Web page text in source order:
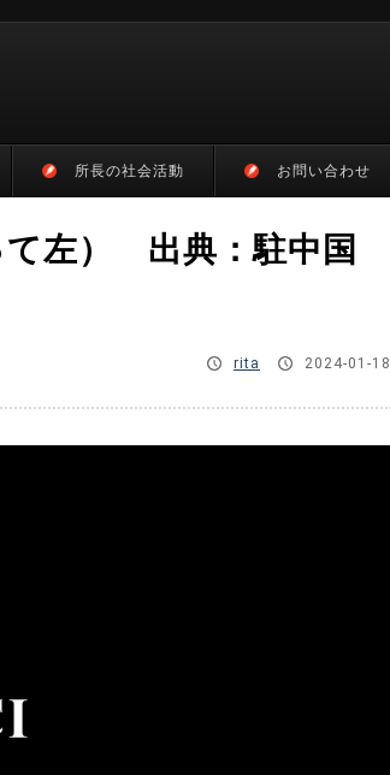
所長の社会活動 お問い合わせ
て左） 出典：駐中国
rita 2024-01-18